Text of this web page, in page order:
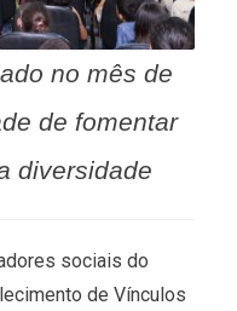
no mês de
de fomentar
diversidade
sociais do
de Vínculos